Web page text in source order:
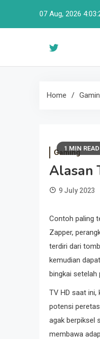
07 Aug, 2026
Home
1 MIN READ
Gaming
Alasan
9 July 2023
Contoh paling
Zapper,
terdiri dari
kemudian
bingkai setelah
TV HD saat ini,
potensi
agak berpiksel
membawa